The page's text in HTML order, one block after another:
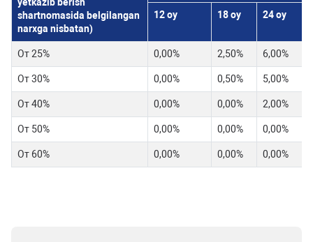
shartnomasida belgilangan
narxga nisbatan)
12 oy 18 oy 24 oy
От 25% 0,00% 2,50% 6,00%
От 30% 0,00% 0,50% 5,00%
От 40% 0,00% 0,00% 2,00%
От 50% 0,00% 0,00% 0,00%
От 60% 0,00% 0,00% 0,00%